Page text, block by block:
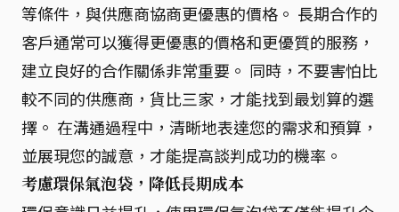
等條件，與供應商協商更優惠的價格。 長期合作的
客戶通常可以獲得更優惠的價格和更優質的服務，
建立良好的合作關係非常重要。 同時，不要害怕比
較不同的供應商，貨比三家，才能找到最划算的選
擇。 在溝通過程中，清晰地表達您的需求和預算，
並展現您的誠意，才能提高談判成功的機率。
考慮環保氣泡袋，降低長期成本